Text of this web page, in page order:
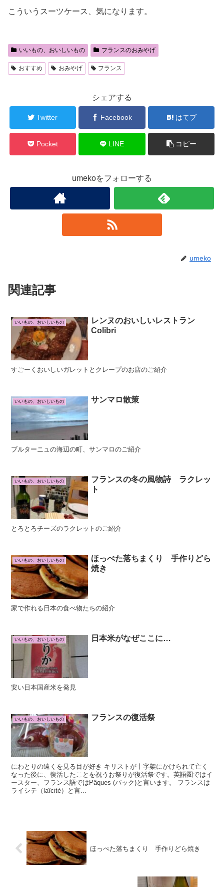
こういうスーツケース、気になります。
いいもの、おいしいもの フランスのおみやげ
おすすめ おみやげ フランス
シェアする
Twitter Facebook はてブ
Pocket LINE コピー
umekoをフォローする
umeko
関連記事
いいもの、おいしいもの
レンヌのおいしいレストラン
Colibri
すごーくおいしいガレットとクレープのお店のご紹介
いいもの、おいしいもの サンマロ散策
ブルターニュの海辺の町、サンマロのご紹介
いいもの、おいしいもの
フランスの冬の風物詩 ラクレッ
ト
とろとろチーズのラクレットのご紹介
いいもの、おいしいもの
ほっぺた落ちまくり 手作りどら
焼き
家で作れる日本の食べ物たちの紹介
いいもの、おいしいもの 日本米がなぜここに…
安い日本国産米を発見
いいもの、おいしいもの フランスの復活祭
にわとりの遠くを見る目が好き キリストが十字架にかけられて亡く
なった後に、復活したことを祝うお祭りが復活祭です。英語圏ではイ
ースター、フランス語ではPâques (パック)と言います。 フランスは
ライシテ（laïcité）と言...
ほっぺた落ちまくり 手作りどら焼き